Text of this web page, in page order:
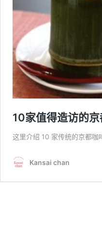
10家值得造访的
这里介绍 10 家传统的京都咖
Kansai chan